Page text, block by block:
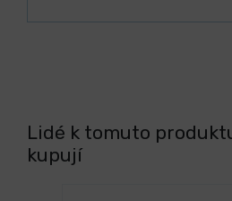
Lidé k tomuto
kupují